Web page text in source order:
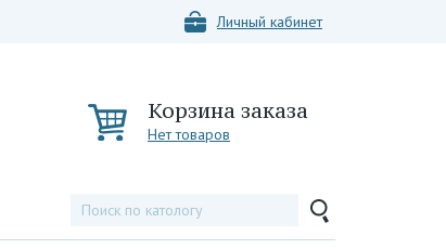
Личный кабинет
Корзина заказа
Нет товаров